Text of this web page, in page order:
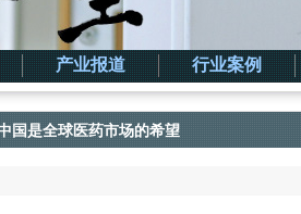
产业报道 行业案例
国是全球医药市场的希望